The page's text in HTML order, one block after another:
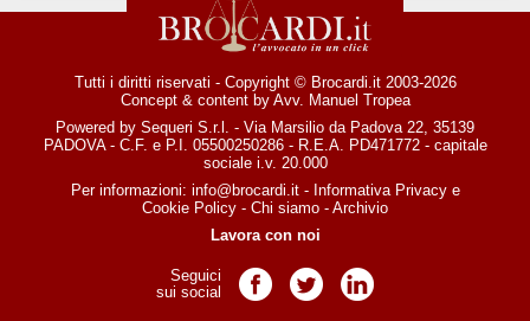
Tutti i diritti riservati - Copyright © Brocardi.it 2003-2026
Concept & content by Avv. Manuel Tropea
Powered by Sequeri S.r.l. - Via Marsilio da Padova 22, 35139
PADOVA - C.F. e P.I. 05500250286 - R.E.A. PD471772 - capitale
sociale i.v. 20.000
Per informazioni: info@brocardi.it- Informativa Privacye
Cookie Policy - Chi siamo - Archivio
Lavora con noi
Seguici
sui social
Pagina Facebook
Pagina TwitterPagina LinkedIn